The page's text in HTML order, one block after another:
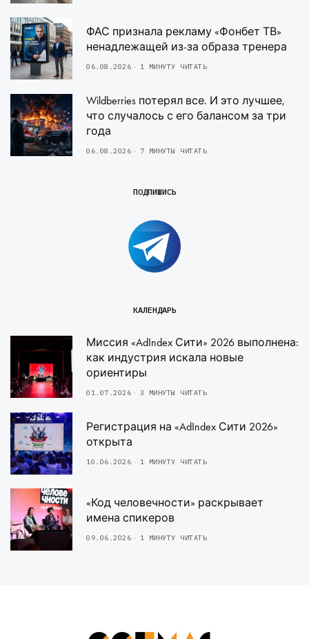
ФАС признала рекламу «Фонбет ТВ»
ненадлежащей из-за образа тренера
06.08.2026 1 МИНУТУ ЧИТАТЬ
Wildberries потерял все. И это лучшее,
что случалось с его балансом за три
года
06.08.2026 7 МИНУТЫ ЧИТАТЬ
ПОДПИШИСЬ
КАЛЕНДАРЬ
Миссия «AdIndex Сити» 2026 выполнена:
как индустрия искала новые
ориентиры
01.07.2026 3 МИНУТЫ ЧИТАТЬ
Регистрация на «AdIndex Сити 2026»
открыта
10.06.2026 1 МИНУТУ ЧИТАТЬ
«Код человечности» раскрывает
имена спикеров
09.06.2026 1 МИНУТУ ЧИТАТЬ